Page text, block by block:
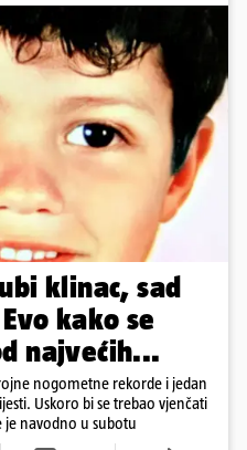
klinac, sad
kako se
najvećih...
nogometne rekorde i jedan
Uskoro bi se trebao vjenčati
je navodno u subotu